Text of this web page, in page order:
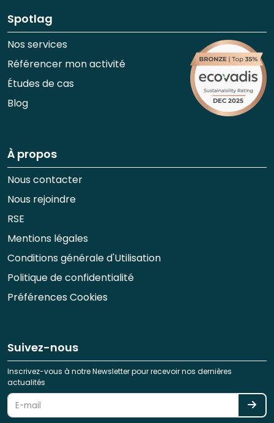
Spotlag
Nos services
Référencer mon activité
Études de cas
Blog
À propos
Nous contacter
Nous rejoindre
RSE
Mentions légales
Conditions générale d'Utilisation
Politique de confidentialité
Préférences Cookies
Suivez-nous
Inscrivez-vous à notre Newsletter pour recevoir nos dernières
actualités